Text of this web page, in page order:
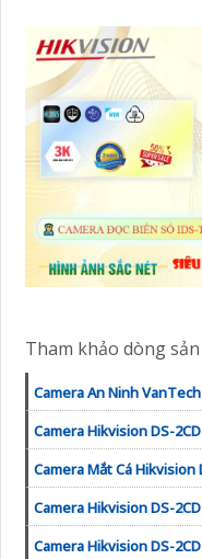
Tham khảo dòng
Camera An Ninh
Camera Hikvision DS-
Camera Mắt Cá Hikvision
Camera Hikvision DS-
Camera Hikvision DS-